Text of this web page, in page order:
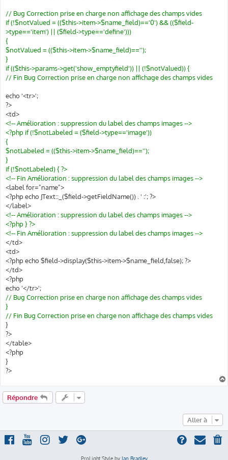
// Bug Correction prise en charge non affichage des champs vides
if (!$notValued = (($this->item->$name_field)=='0') && (($field-
>type=='item') || ($field->type=='define')))
{
$notValued = (($this->item->$name_field)=='');
}
if (($this->params->get('show_emptyfield')) || (!$notValued)) {
// Fin Bug Correction prise en charge non affichage des champs vides
echo '<tr>';
?>
<td>
<!-- Amélioration : suppression du label des champs images -->
<?php if (!$notLabeled = ($field->type=='image'))
{
$notLabeled = (($this->item->$name_field)=='');
}
if (!$notLabeled) { ?>
<!-- Fin Amélioration : suppression du label des champs images -->
<label for="name">
<?php echo JText::_($field->getFieldName()) . ' :'; ?>
</label>
<!-- Amélioration : suppression du label des champs images -->
<?php } ?>
<!-- Fin Amélioration : suppression du label des champs images -->
</td>
<td>
<?php echo $field->display($this->item->$name_field,false); ?>
</td>
<?php
echo '</tr>';
// Bug Correction prise en charge non affichage des champs vides
}
// Fin Bug Correction prise en charge non affichage des champs vides
}
?>
</table>
<?php
}
?>
Répondre
Aller à
ProLight Style by Ian Bradley